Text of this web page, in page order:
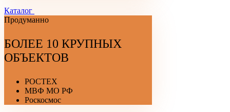
Каталог
Продуманно
БОЛЕЕ 10 КРУПНЫХ
ОБЪЕКТОВ
РОСТЕХ
МВФ МО РФ
Роскосмос